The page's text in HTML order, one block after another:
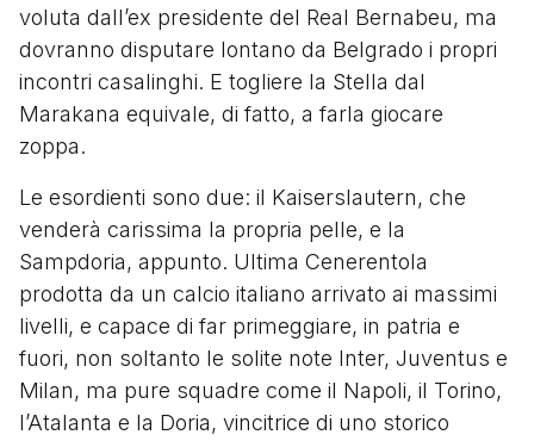
voluta dall’ex presidente del Real Bernabeu, ma
dovranno disputare lontano da Belgrado i propri
incontri casalinghi. E togliere la Stella dal
Marakana equivale, di fatto, a farla giocare
zoppa.
Le esordienti sono due: il Kaiserslautern, che
venderà carissima la propria pelle, e la
Sampdoria, appunto. Ultima Cenerentola
prodotta da un calcio italiano arrivato ai massimi
livelli, e capace di far primeggiare, in patria e
fuori, non soltanto le solite note Inter, Juventus e
Milan, ma pure squadre come il Napoli, il Torino,
l’Atalanta e la Doria, vincitrice di uno storico